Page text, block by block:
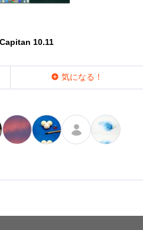
10.11
気になる！